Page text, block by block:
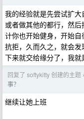
我的经验就是先尝试扩
或者做其他的都行，然
计你也开始健身，开始
抗拒，久而久之，就会
下来就交给缘分了，我就
回复了 softykitty 创建的主题 ›
事？
继续让她上班